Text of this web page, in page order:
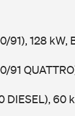
91), 128 kW,
91
DIESEL), 60